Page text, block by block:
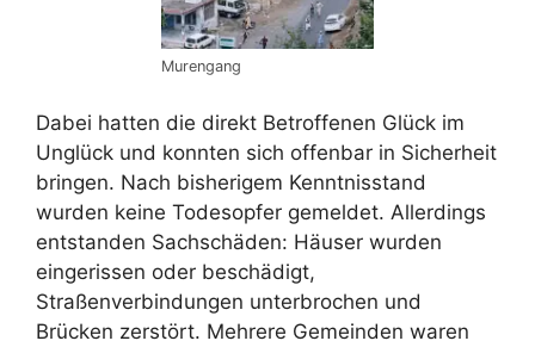
Murengang
Dabei hatten die direkt Betroffenen Glück im
Unglück und konnten sich offenbar in Sicherheit
bringen. Nach bisherigem Kenntnisstand
wurden keine Todesopfer gemeldet. Allerdings
entstanden Sachschäden: Häuser wurden
eingerissen oder beschädigt,
Straßenverbindungen unterbrochen und
Brücken zerstört. Mehrere Gemeinden waren